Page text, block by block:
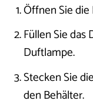
Öffnen Sie
Füllen Sie
Duftlampe.
Stecken Sie
den Behälter.